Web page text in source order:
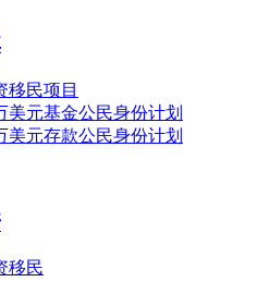
移民项目
美元基金公民身份计划
美元存款公民身份计划
移民